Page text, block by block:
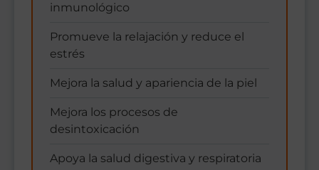
inmunológico
Promueve la relajación y reduce el
estrés
Mejora la salud y apariencia de la piel
Mejora los procesos de
desintoxicación
Apoya la salud digestiva y respiratoria